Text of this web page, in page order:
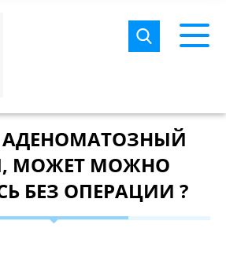
МОЖЕТ МОЖНО
БЕЗ ОПЕРАЦИИ ?